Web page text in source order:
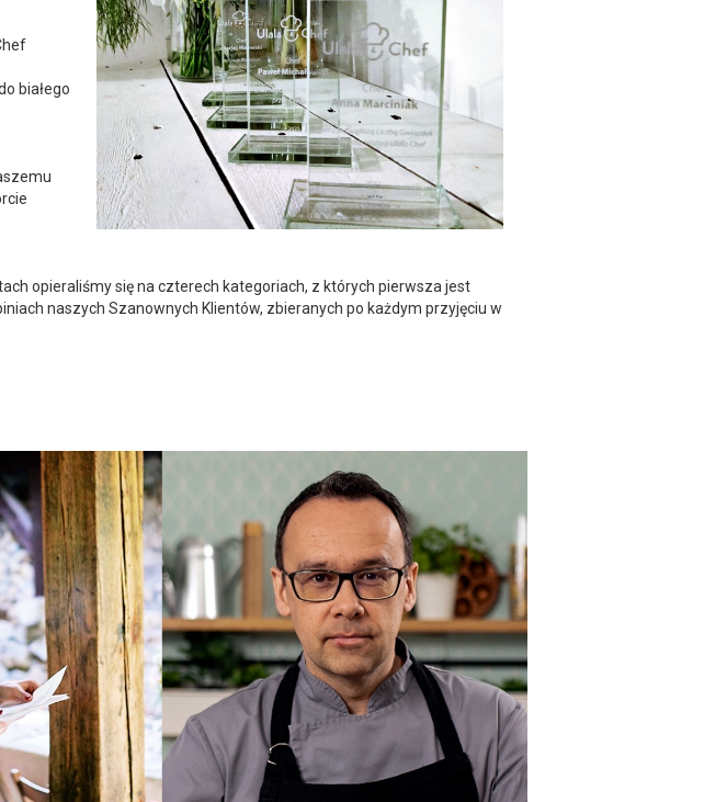
białego
opieraliśmy się na czterech kategoriach, z których pierwsza jest
naszych Szanownych Klientów, zbieranych po każdym przyjęciu w